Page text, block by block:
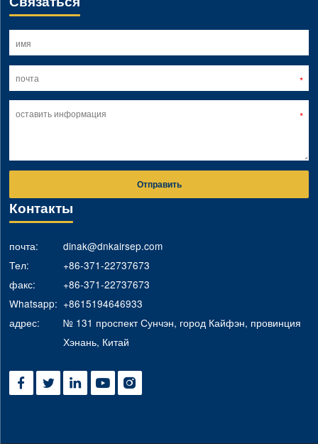
Отправить
Контакты
почта:
dinak@dnkairsep.com
Тел:
+86-371-22737673
факс:
+86-371-22737673
Whatsapp: +8615194646933
адрес:
№ 131 проспект Сунчэн, город Кайфэн, провинция
Хэнань, Китай
    